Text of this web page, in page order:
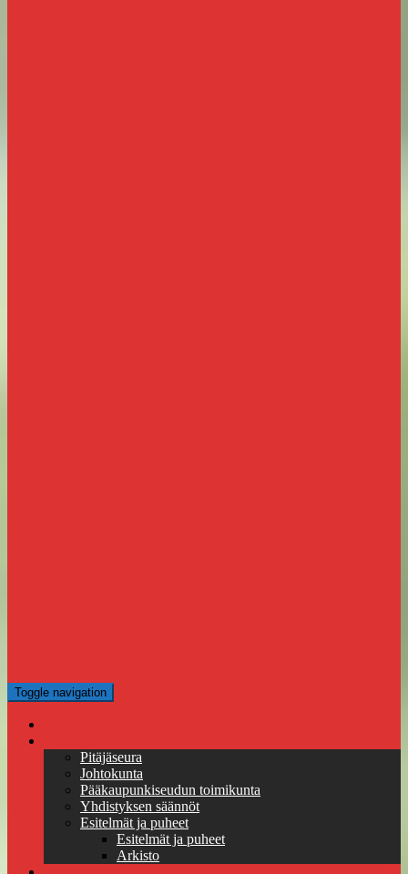
Toggle navigation
Pitäjäseura
Johtokunta
Pääkaupunkiseudun toimikunta
Yhdistyksen säännöt
Esitelmät ja puheet
Esitelmät ja puheet
Arkisto